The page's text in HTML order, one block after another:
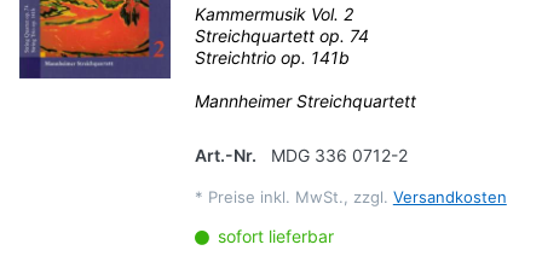
Kammermusik Vol. 2
Streichquartett op. 74
Streichtrio op. 141b
Mannheimer Streichquartett
Art.-Nr. MDG 336 0712-2
* Preise inkl. MwSt., zzgl. Versandkosten
sofort lieferbar